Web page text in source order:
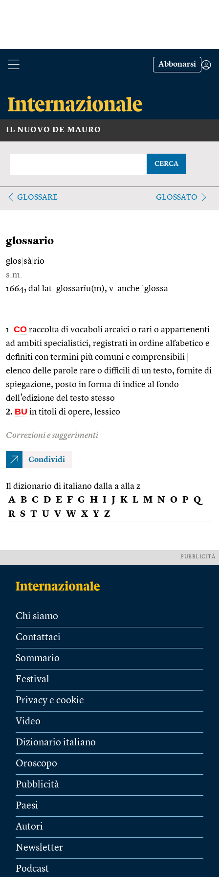
Abbonarsi
IL NUOVO DE MAURO
CERCA
GLOSSARE GLOSSATO
glossario
glos sà rio
s.m.
1664; dal lat. glossarĭu(m), v. anche 1glossa.
1. CO raccolta di vocaboli arcaici o rari o appartenenti
ad ambiti specialistici, registrati in ordine alfabetico e
definiti con termini più comuni e comprensibili
elenco delle parole rare o difficili di un testo, fornite di
spiegazione, posto in forma di indice al fondo
dell’edizione del testo stesso
2. BU in titoli di opere, lessico
Correzioni e suggerimenti
Condividi
Il dizionario di italiano dalla a alla z
A B C D E F G H I J K L M N O P Q
R S T U V W X Y Z
PUBBLICITÀ
Chi siamo
Contattaci
Sommario
Festival
Privacy e cookie
Video
Dizionario italiano
Oroscopo
Pubblicità
Paesi
Autori
Newsletter
Podcast